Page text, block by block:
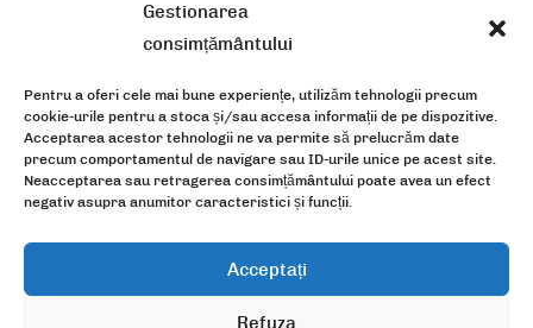
Gestionarea
consimțământului
Pentru a oferi cele mai bune experiențe, utilizăm tehnologii precum
cookie-urile pentru a stoca și/sau accesa informații de pe dispozitive.
Acceptarea acestor tehnologii ne va permite să prelucrăm date
precum comportamentul de navigare sau ID-urile unice pe acest site.
Neacceptarea sau retragerea consimțământului poate avea un efect
negativ asupra anumitor caracteristici și funcții.
Acceptați
Refuza
Organizația
Serviciile
noastre
Noutățile
68 Avenue du Général Leclerc